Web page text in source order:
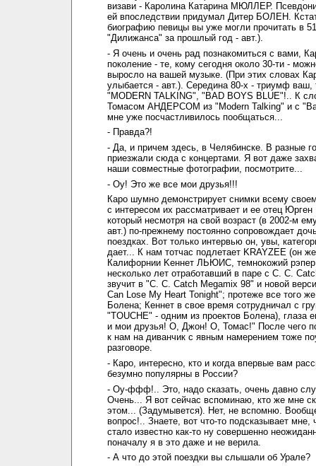
визави - Каролина Катарина МЮЛЛЕР.
ей впоследствии придумал Дитер БОЛЕН.
биографию певицы вы уже могли прочитать в
"Дилижанса" за прошлый год - авт.).
- Я очень и очень рад познакомиться с вами,
поколение - те, кому сегодня около 30-ти -
выросло на вашей музыке. (При этих словах
улыбается - авт.). Середина 80-х - триумф
"MODERN TALKING", "BAD BOYS BLUE"!.. К
Томасом АНДЕРСОМ из "Modern Talking" и с
мне уже посчастливилось пообщаться...
- Правда?!
- Да, и причем здесь, в Челябинске. В разные
приезжали сюда с концертами. Я вот даже
наши совместные фотографии, посмотрите...
- Оу! Это же все мои друзья!!!
Каро шумно демонстрирует снимки всему
с интересом их рассматривает и ее отец
который несмотря на свой возраст (в 2002-м
авт.) по-прежнему постоянно сопровождает
поездках. Вот только интервью он, увы,
дает... К нам тотчас подлетает KRAYZEE (он
Калифорнии Kеннет ЛЬЮИС, темнокожий
несколько лет отработавший в паре с C. C.
звучит в "C. C. Catch Megamix 98" и новой
Can Lose My Heart Tonight"; протеже все того
Болена; Кеннет в свое время сотрудничал с
"TOUCHE" - одним из проектов Болена), глаза
и мои друзья! О, Джон! О, Томас!" После чего
к нам на диванчик с явным намерением тоже
разговоре.
- Каро, интересно, кто и когда впервые вам
безумно популярны в России?
- Оу-ффф!.. Это, надо сказать, очень давно
Очень... Я вот сейчас вспоминаю, кто же мне
этом... (Задумывется). Нет, не вспомню.
вопрос!.. Знаете, вот что-то подсказывает мне,
стало известно как-то ну совершенно
поначалу я в это даже и не верила.
- А что до этой поездки вы слышали об Урале?